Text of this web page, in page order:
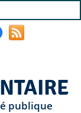
publique